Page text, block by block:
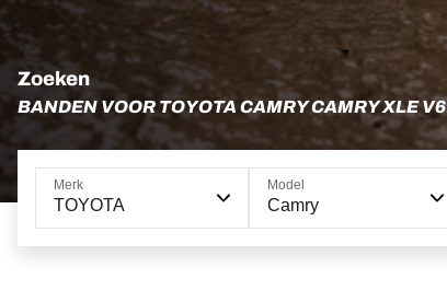
Zoeken
BANDEN VOOR TOYOTA CAMRY CAMRY XLE V6
Merk
TOYOTA
Model
Camry